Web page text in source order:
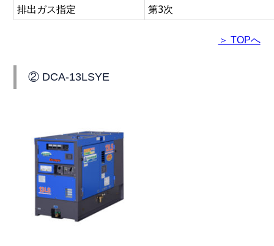
排出ガス指定
第3次
＞ TOPへ
② DCA-13LSYE